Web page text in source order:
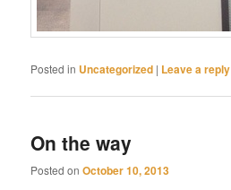
Posted in Uncategorized | Leave a reply
On the way
Posted onOctober 10, 2013